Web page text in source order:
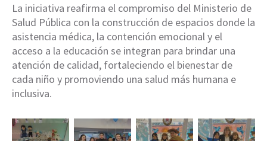
La iniciativa reafirma el compromiso del Ministerio de
Salud Pública con la construcción de espacios donde la
asistencia médica, la contención emocional y el
acceso a la educación se integran para brindar una
atención de calidad, fortaleciendo el bienestar de
cada niño y promoviendo una salud más humana e
inclusiva.